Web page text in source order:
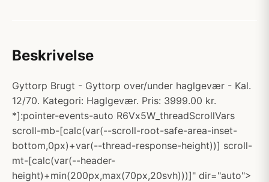
Beskrivelse
Gyttorp Brugt - Gyttorp over/under haglgevær - Kal.
12/70. Kategori: Haglgevær. Pris: 3999.00 kr.
*]:pointer-events-auto R6Vx5W_threadScrollVars
scroll-mb-[calc(var(--scroll-root-safe-area-inset-
bottom,0px)+var(--thread-response-height))] scroll-
mt-[calc(var(--header-
height)+min(200px,max(70px,20svh)))]" dir="auto">